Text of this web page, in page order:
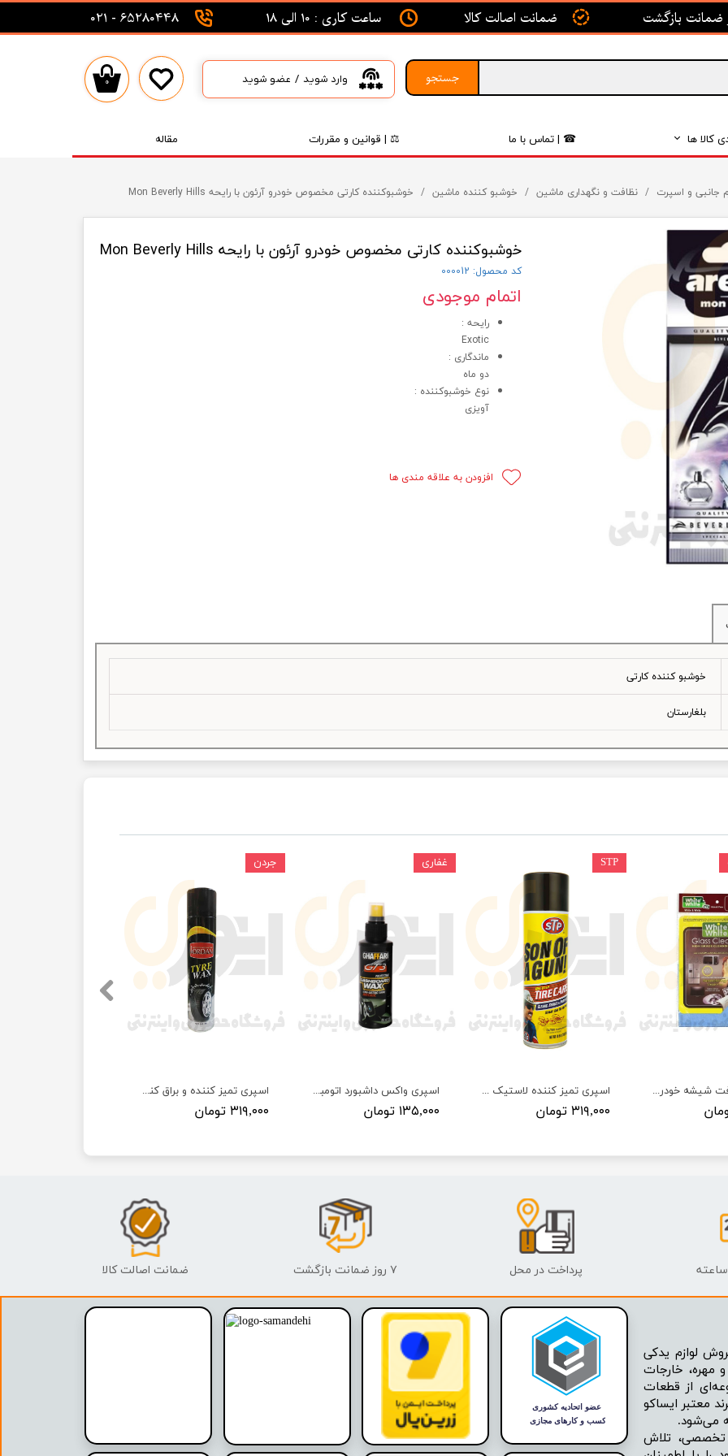
جستجو
کالا ها
قدرت
و ترمز
و اسپرت
ماشین
ماشین
ماشین
خارجات
☎ | تماس با ما ⚖ | قوانین و مقررات مقاله
ضمانت اصالت کالا ساعت کاری : 10 الی 18 65280448 - 021
۰ وارد شوید / عضو شوید
حساب کاربری من
تغییر گذر واژه
خروج از حساب کاربری
جانبی و اسپرت نظافت و نگهداری ماشین خوشبو کننده ماشین خوشبوکننده کارتی مخصوص خودرو آرئون با رایحه Mon Beverly Hills
خوشبوکننده کارتی مخصوص خودرو آرئون با رایحه Mon Beverly Hills
کد محصول: 000012
اتمام موجودی
رایحه :
Exotic
ماندگاری :
دو ماه
نوع خوشبوکننده :
آویزی
افزودن به علاقه مندی ها
خوشبو کننده کارتی
بلغارستان
اسپری تمیز کننده و براق کننده لاستیک جردن حجم 650 میلی لیتر
۳۱۹,۰۰۰ تومان
جردن
اسپری واکس داشبورد اتومبیل غفاری مدل GT3 حجم ۱۲۰ گرمی
۱۳۵,۰۰۰ تومان
غفاری
اسپری تمیز کننده لاستیک خودرو STP مدل Son of a Gun
۳۱۹,۰۰۰ تومان
STP
دستمال نظافت شیشه خودرو وایت اند وایت رنگ آبی
لوازم یدکی
مهره، خارجات
از قطعات
معتبر ایساکو
تخصصی، تلاش
پرداخت در محل ۷ روز ضمانت بازگشت ضمانت اصالت کالا